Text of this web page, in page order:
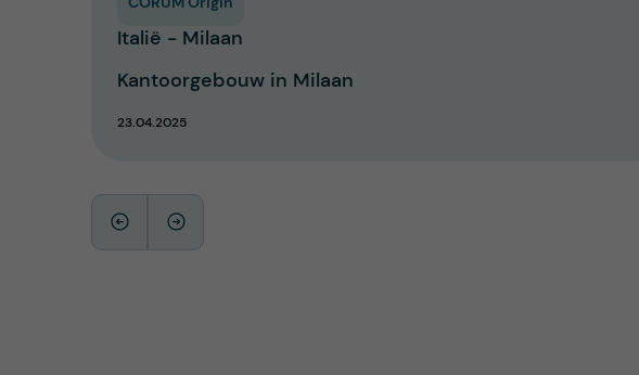
Italië - Milaan
Kantoorgebouw in Milaan
23.04.2025